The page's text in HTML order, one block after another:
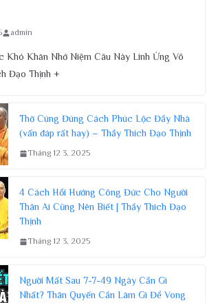
admin
Khó Khăn Nhớ Niệm Câu Này Linh Ứng Vô
Đạo Thịnh +
Thờ Cúng Đúng Cách Phúc Lộc Đầy Nhà
(vấn đáp rất hay) – Thầy Thích Đạo Thịnh
Tháng 12 3, 2025
4 Cách Hồi Hướng Công Đức Cho Người
Thân Ai Cũng Nên Biết | Thầy Thích Đạo
Thịnh
Tháng 12 3, 2025
Người Mất Sau 7-7-49 Ngày Cần Gì
Nhất? Thân Quyến Cần Làm Gì Để Vong